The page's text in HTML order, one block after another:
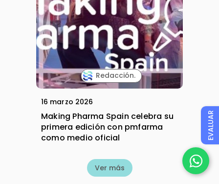
Redacción.
16 marzo 2026
Making Pharma Spain celebra su
primera edición con pmfarma
como medio oficial
Ver más
EVALUAR